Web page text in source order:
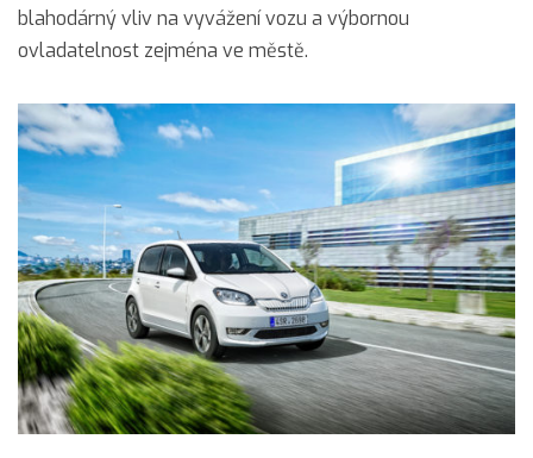
blahodárný vliv na vyvážení vozu a výbornou
ovladatelnost zejména ve městě.